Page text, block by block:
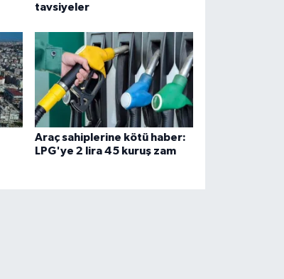
tavsiyeler
Araç sahiplerine kötü haber:
LPG'ye 2 lira 45 kuruş zam